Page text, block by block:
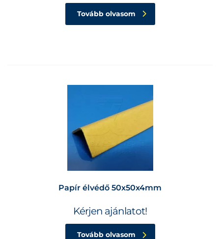
Tovább olvasom
Papír élvédő 50x50x4mm
Kérjen ajánlatot!
Tovább olvasom